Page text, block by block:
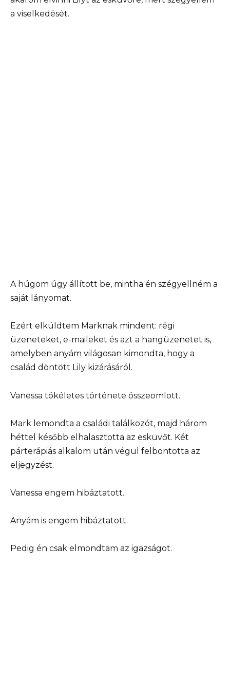
a viselkedését.
A húgom úgy állított be, mintha én szégyellném a
saját lányomat.
Ezért elküldtem Marknak mindent: régi
üzeneteket, e-maileket és azt a hangüzenetet is,
amelyben anyám világosan kimondta, hogy a
család döntött Lily kizárásáról.
Vanessa tökéletes története összeomlott.
Mark lemondta a családi találkozót, majd három
héttel később elhalasztotta az esküvőt. Két
párterápiás alkalom után végül felbontotta az
eljegyzést.
Vanessa engem hibáztatott.
Anyám is engem hibáztatott.
Pedig én csak elmondtam az igazságot.